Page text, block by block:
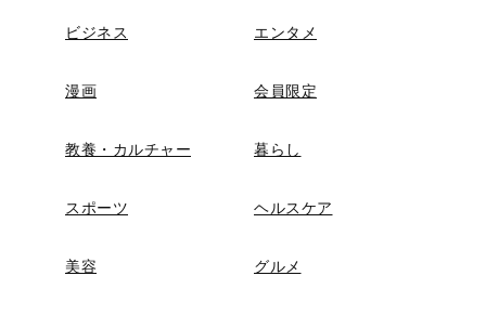
ビジネス エンタメ
漫画 会員限定
教養・カルチャー 暮らし
スポーツ ヘルスケア
美容 グルメ